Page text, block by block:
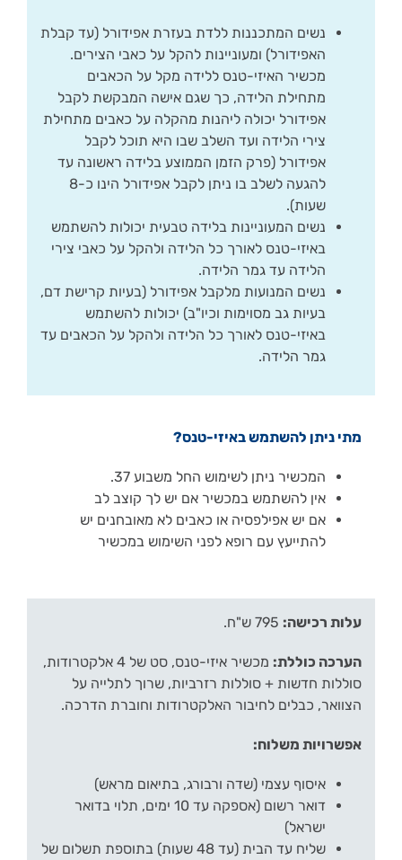
נשים המתכננות ללדת בעזרת אפידורל (עד קבלת
האפידורל) ומעוניינות להקל על כאבי הצירים.
מכשיר האיזי-טנס ללידה מקל על הכאבים
מתחילת הלידה, כך שגם אישה המבקשת לקבל
אפידורל יכולה ליהנות מהקלה על כאבים מתחילת
צירי הלידה ועד השלב שבו היא תוכל לקבל
אפידורל (פרק הזמן הממוצע בלידה ראשונה עד
להגעה לשלב בו ניתן לקבל אפידורל הינו כ-8
שעות).
נשים המעוניינות בלידה טבעית יכולות להשתמש
באיזי-טנס לאורך כל הלידה ולהקל על כאבי צירי
הלידה עד גמר הלידה.
נשים המנועות מלקבל אפידורל (בעיות קרישת דם,
בעיות גב מסוימות וכיו"ב) יכולות להשתמש
באיזי-טנס לאורך כל הלידה ולהקל על הכאבים עד
גמר הלידה.
מתי ניתן להשתמש באיזי-טנס?
המכשיר ניתן לשימוש החל משבוע 37.
אין להשתמש במכשיר אם יש לך קוצב לב
אם יש אפילפסיה או כאבים לא מאובחנים יש
להתייעץ עם רופא לפני השימוש במכשיר
עלות רכישה:
הערכה כוללת:
מכשיר איזי-טנס, סט של 4 אלקטרודות,
סוללות חדשות + סוללות רזרביות, שרוך לתלייה על
הצוואר, כבלים לחיבור האלקטרודות וחוברת הדרכה.
אפשרויות משלוח:
איסוף עצמי (שדה ורבורג, בתיאום מראש)
דואר רשום (אספקה עד 10 ימים, תלוי בדואר
ישראל)
שליח עד הבית (עד 48 שעות) בתוספת תשלום של